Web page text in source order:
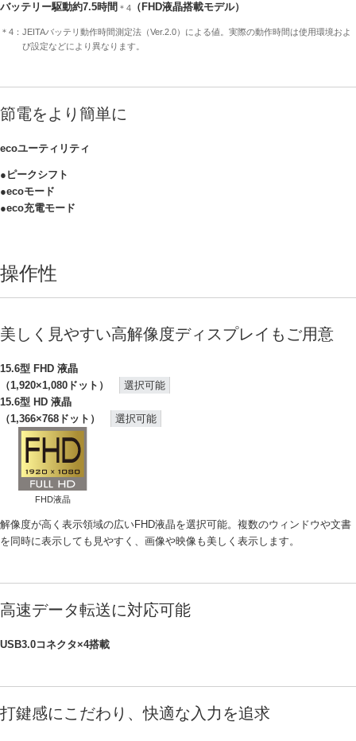
バッテリー駆動約7.5時間 ＊4 （FHD液晶搭載モデル）
＊4：JEITAバッテリ動作時間測定法（Ver.2.0）による値。実際の動作時間は使用環境およ
び設定などにより異なります。
節電をより簡単に
ecoユーティリティ
●ピークシフト
●ecoモード
●eco充電モード
操作性
美しく見やすい高解像度ディスプレイもご用意
15.6型 FHD 液晶
（1,920×1,080ドット）
選択可能
15.6型 HD 液晶
（1,366×768ドット）
選択可能
FHD液晶
解像度が高く表示領域の広いFHD液晶を選択可能。複数のウィンドウや文書
を同時に表示しても見やすく、画像や映像も美しく表示します。
高速データ転送に対応可能
USB3.0コネクタ×4搭載
打鍵感にこだわり、快適な入力を追求